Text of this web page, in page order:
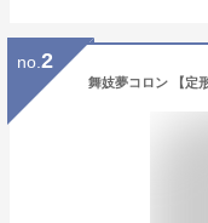
no. 2